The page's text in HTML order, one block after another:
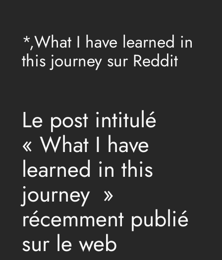
contenu*,What I have learned in
this journey sur Reddit
Le post intitulé
« What I have
learned in this
journey »
récemment publié
sur le web